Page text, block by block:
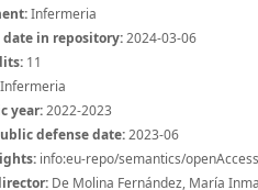
Infermeria
date in repository:2024-03-06
11
Infermeria
year:2022-2023
defense date:2023-06
info:eu-repo/semantics/openAccess
De Molina Fernández, María